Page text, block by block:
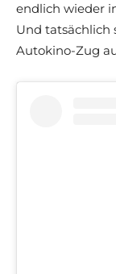
endlich wieder
Und tatsächlich
Autokino-Zug